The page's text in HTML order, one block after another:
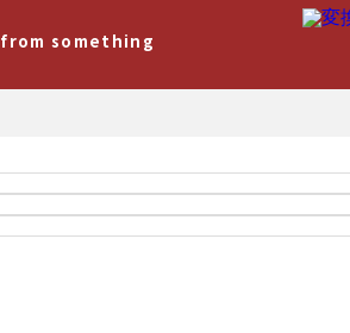
from something